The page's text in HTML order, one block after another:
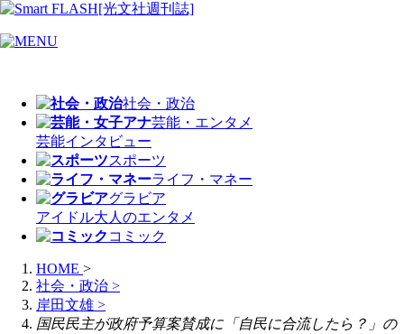
社会・政治
芸能・エンタメ
芸能インタビュー
スポーツ
ライフ・マネー
グラビア
アイドル大人のエンタメ
コミック
HOME >
社会・政治 >
岸田文雄 >
国民民主が政府予算案賛成に「自民に合流したら？」の